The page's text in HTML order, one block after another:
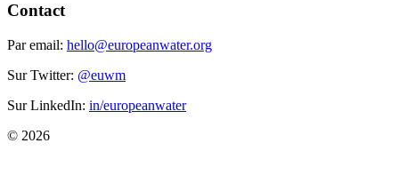
Contact
Par email: hello@europeanwater.org
Sur Twitter: @euwm
Sur LinkedIn: in/europeanwater
© 2026